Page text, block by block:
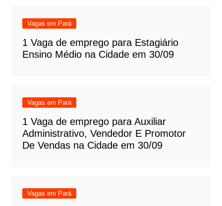
Vagas em Pará
1 Vaga de emprego para Estagiário
Ensino Médio na Cidade em 30/09
Vagas em Pará
1 Vaga de emprego para Auxiliar
Administrativo, Vendedor E Promotor
De Vendas na Cidade em 30/09
Vagas em Pará